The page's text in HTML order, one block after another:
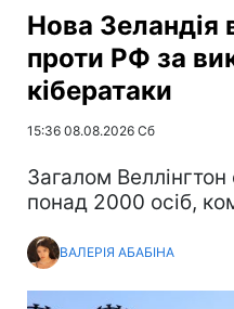
Нова Зеландія
проти РФ за
кібератаки
15:36 08.08.2026 Сб
Загалом
понад 2000 осіб,
ВАЛЕРІЯ АБАБІНА